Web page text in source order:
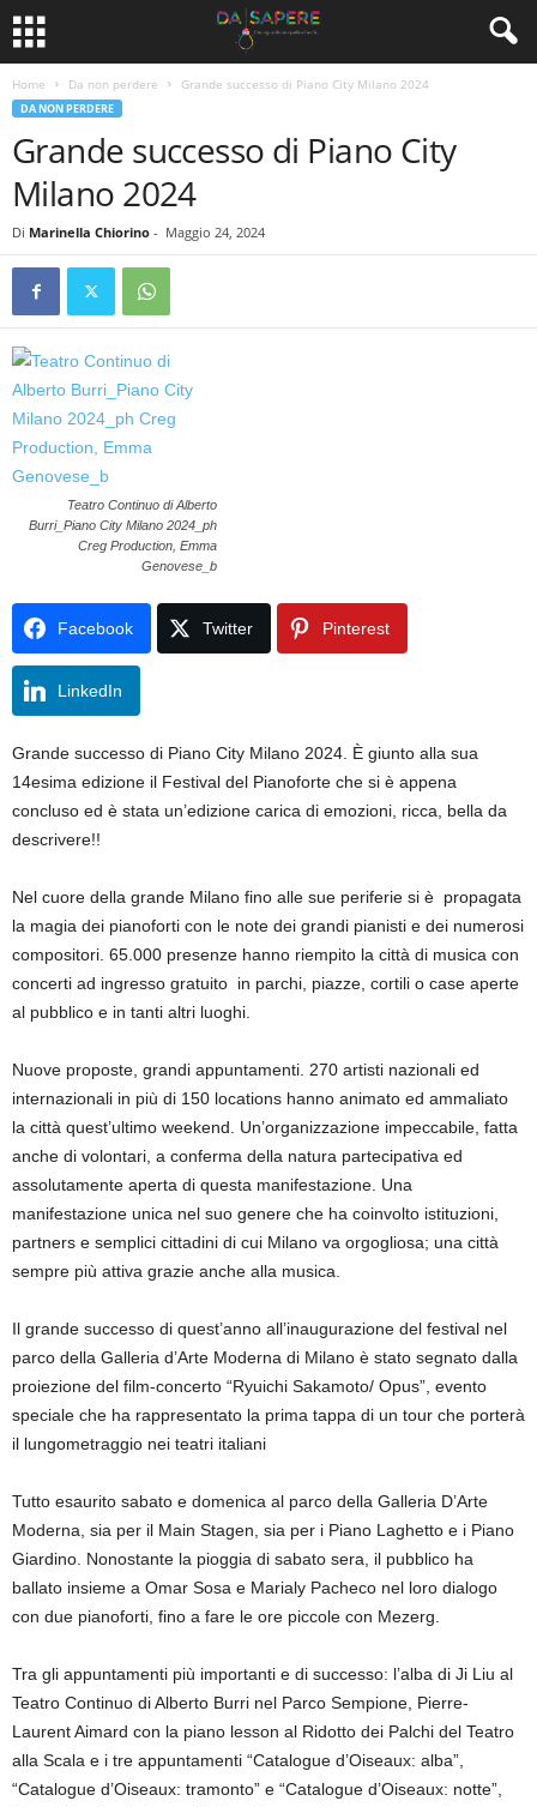
Home Da non perdere Grande successo di Piano City Milano 2024
DA NON PERDERE
Grande successo di Piano City
Milano 2024
Di Marinella Chiorino - Maggio 24, 2024
Teatro Continuo di Alberto
Burri_Piano City Milano 2024_ph
Creg Production, Emma
Genovese_b
Facebook Twitter Pinterest
LinkedIn
Grande successo di Piano City Milano 2024. È giunto alla sua
14esima edizione il Festival del Pianoforte che si è appena
concluso ed è stata un’edizione carica di emozioni, ricca, bella da
descrivere!!
Nel cuore della grande Milano fino alle sue periferie si è propagata
la magia dei pianoforti con le note dei grandi pianisti e dei numerosi
compositori. 65.000 presenze hanno riempito la città di musica con
concerti ad ingresso gratuito in parchi, piazze, cortili o case aperte
al pubblico e in tanti altri luoghi.
Nuove proposte, grandi appuntamenti. 270 artisti nazionali ed
internazionali in più di 150 locations hanno animato ed ammaliato
la città quest’ultimo weekend. Un’organizzazione impeccabile, fatta
anche di volontari, a conferma della natura partecipativa ed
assolutamente aperta di questa manifestazione. Una
manifestazione unica nel suo genere che ha coinvolto istituzioni,
partners e semplici cittadini di cui Milano va orgogliosa; una città
sempre più attiva grazie anche alla musica.
Il grande successo di quest’anno all’inaugurazione del festival nel
parco della Galleria d’Arte Moderna di Milano è stato segnato dalla
proiezione del film-concerto “Ryuichi Sakamoto/ Opus”, evento
speciale che ha rappresentato la prima tappa di un tour che porterà
il lungometraggio nei teatri italiani
Tutto esaurito sabato e domenica al parco della Galleria D’Arte
Moderna, sia per il Main Stagen, sia per i Piano Laghetto e i Piano
Giardino. Nonostante la pioggia di sabato sera, il pubblico ha
ballato insieme a Omar Sosa e Marialy Pacheco nel loro dialogo
con due pianoforti, fino a fare le ore piccole con Mezerg.
Tra gli appuntamenti più importanti e di successo: l’alba di Ji Liu al
Teatro Continuo di Alberto Burri nel Parco Sempione, Pierre-
Laurent Aimard con la piano lesson al Ridotto dei Palchi del Teatro
alla Scala e i tre appuntamenti “Catalogue d’Oiseaux: alba”,
“Catalogue d’Oiseaux: tramonto” e “Catalogue d’Oiseaux: notte”,